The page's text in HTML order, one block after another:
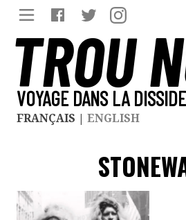
TROU
VOYAGE DANS LA
FRANÇAIS | ENGLISH